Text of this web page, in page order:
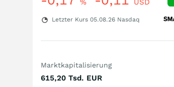
% USD
Letzter Kurs 05.08.26 Nasdaq
Marktkapitalisierung
615,20 Tsd. EUR